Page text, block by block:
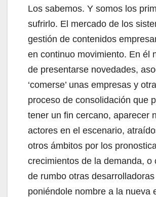
Los sabemos. Y somos los
sufrirlo. El mercado de los
gestión de contenidos
en continuo movimiento. En él
de presentarse novedades,
‘comerse’ unas empresas y
proceso de consolidación que
tener un fin cercano, aparecer
actores en el escenario,
otros ámbitos por los
crecimientos de la demanda, o
de rumbo otras desarrolladoras
poniéndole nombre a la nueva